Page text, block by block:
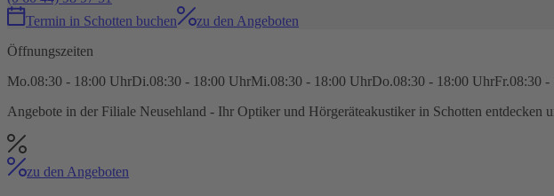
Termin in Schotten buchen
zu den Angeboten
Öffnungszeiten
Mo.08:30 - 18:00 UhrDi.08:30 - 18:00 UhrMi.08:30 - 18:00 UhrDo.08:30 - 18:00 UhrFr.08:30 -
Angebote in der Filiale Neusehland - Ihr Optiker und Hörgeräteakustiker in Schotten entdecken
zu den Angeboten